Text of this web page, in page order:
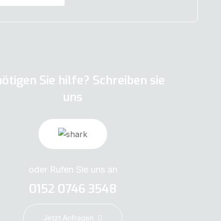
Sie hilfe? Schreiben sie
uns
oder Rufen Sie uns an
0152 0746 3548
Jetzt Anfragen